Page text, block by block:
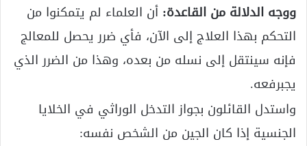
ووجه الدلالة من القاعدة: أن العلماء لم يتمكنوا من
التحكم بهذا العلاج إلى الآن، فأي ضرر يحصل للمعالج
فإنه سينتقل إلى نسله من بعده، وهذا من الضرر الذي
يجبرفعه.
واستدل القائلون بجواز التدخل الوراثي في الخلايا
الجنسية إذا كان الجين من الشخص نفسه: